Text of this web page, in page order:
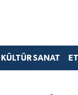
KÜLTÜR SANAT